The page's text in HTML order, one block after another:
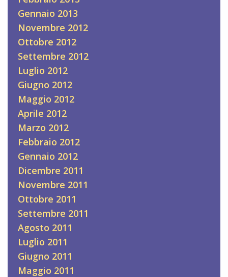
Gennaio 2013
Novembre 2012
Ottobre 2012
Settembre 2012
Luglio 2012
Giugno 2012
Maggio 2012
Aprile 2012
Marzo 2012
Febbraio 2012
Gennaio 2012
Dicembre 2011
Novembre 2011
Ottobre 2011
Settembre 2011
Agosto 2011
Luglio 2011
Giugno 2011
Maggio 2011